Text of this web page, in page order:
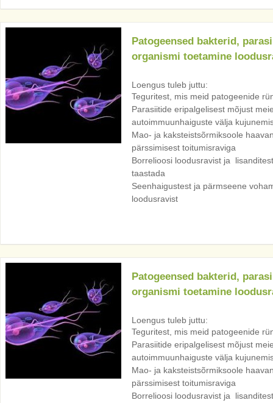
Patogeensed bakterid,
organismi toetamine
Loengus tuleb juttu:
Teguritest, mis meid patogeenide
Parasiitide eripalgelisest mõjust
autoimmuunhaiguste välja
Mao- ja kaksteistsõrmiksoole
pärssimisest toitumisraviga
Borrelioosi loodusravist ja
taastada
Seenhaigustest ja pärmseene
loodusravist
Patogeensed bakterid,
organismi toetamine
Loengus tuleb juttu:
Teguritest, mis meid patogeenide
Parasiitide eripalgelisest mõjust
autoimmuunhaiguste välja
Mao- ja kaksteistsõrmiksoole
pärssimisest toitumisraviga
Borrelioosi loodusravist ja